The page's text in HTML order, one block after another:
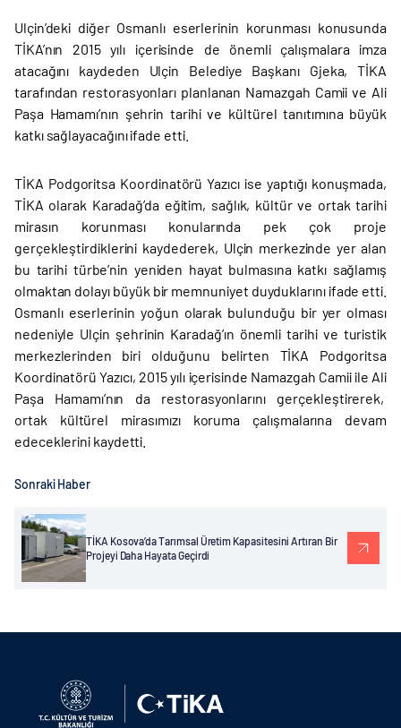
Ulçin’deki diğer Osmanlı eserlerinin korunması konusunda
TİKA’nın 2015 yılı içerisinde de önemli çalışmalara imza
atacağını kaydeden Ulçin Belediye Başkanı Gjeka, TİKA
tarafından restorasyonları planlanan Namazgah Camii ve Ali
Paşa Hamamı’nın şehrin tarihi ve kültürel tanıtımına büyük
katkı sağlayacağını ifade etti.
TİKA Podgoritsa Koordinatörü Yazıcı ise yaptığı konuşmada,
TİKA olarak Karadağ’da eğitim, sağlık, kültür ve ortak tarihi
mirasın korunması konularında pek çok proje
gerçekleştirdiklerini kaydederek, Ulçin merkezinde yer alan
bu tarihi türbe’nin yeniden hayat bulmasına katkı sağlamış
olmaktan dolayı büyük bir memnuniyet duyduklarını ifade etti.
Osmanlı eserlerinin yoğun olarak bulunduğu bir yer olması
nedeniyle Ulçin şehrinin Karadağ’ın önemli tarihi ve turistik
merkezlerinden biri olduğunu belirten TİKA Podgoritsa
Koordinatörü Yazıcı, 2015 yılı içerisinde Namazgah Camii ile Ali
Paşa Hamamı’nın da restorasyonlarını gerçekleştirerek,
ortak kültürel mirasımızı koruma çalışmalarına devam
edeceklerini kaydetti.
Sonraki Haber
TİKA Kosova’da Tarımsal Üretim Kapasitesini Artıran Bir
Projeyi Daha Hayata Geçirdi